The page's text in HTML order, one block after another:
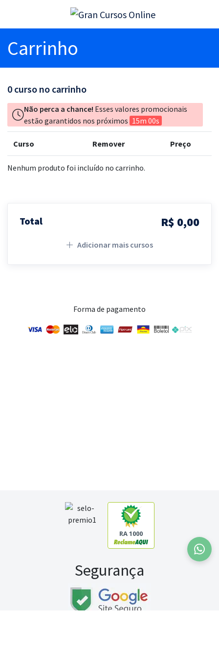
Carrinho
0 curso no carrinho
Não perca a chance! Esses valores promocionais
estão garantidos nos próximos 15m 00s
Curso Remover Preço
Nenhum produto foi incluído no carrinho.
Total R$ 0,00
Adicionar mais cursos
Forma de pagamento
RA 1000
Segurança